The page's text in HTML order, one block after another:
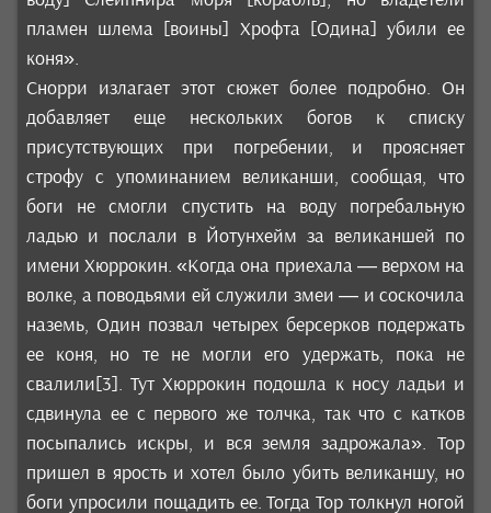
пламен шлема [воины] Хрофта [Одина] убили ее
коня».
Снорри излагает этот сюжет более подробно. Он
добавляет еще нескольких богов к списку
присутствующих при погребении, и проясняет
строфу с упоминанием великанши, сообщая, что
боги не смогли спустить на воду погребальную
ладью и послали в Йотунхейм за великаншей по
имени Хюррокин. «Когда она приехала — верхом на
волке, а поводьями ей служили змеи — и соскочила
наземь, Один позвал четырех берсерков подержать
ее коня, но те не могли его удержать, пока не
свалили[3]. Тут Хюррокин подошла к носу ладьи и
сдвинула ее с первого же толчка, так что с катков
посыпались искры, и вся земля задрожала». Тор
пришел в ярость и хотел было убить великаншу, но
боги упросили пощадить ее. Тогда Тор толкнул ногой